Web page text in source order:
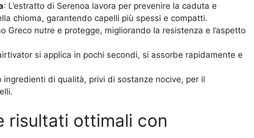
: L’estratto di Serenoa lavora per prevenire la caduta e
chioma, garantendo capelli più spessi e compatti.
Greco nutre e protegge, migliorando la resistenza e l’aspetto
si applica in pochi secondi, si assorbe rapidamente e
ingredienti di qualità, privi di sostanze nocive, per il
risultati ottimali con